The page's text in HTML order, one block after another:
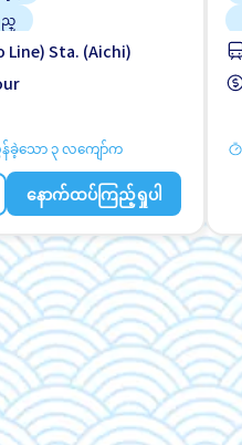
ည္
ရန္မလို
Line) Sta. (Aichi)
သော ၃ လကျော်က
နောက်ထပ်ကြည့်ရှုပါ